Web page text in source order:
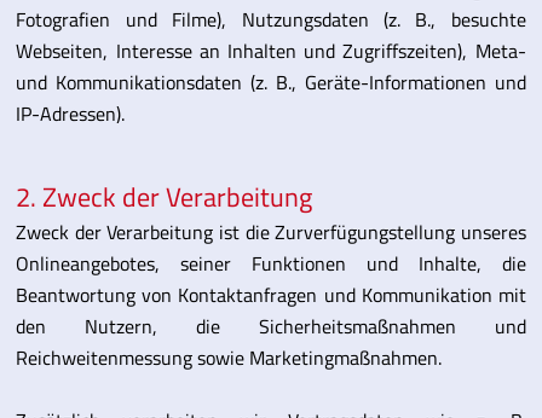
Fotografien und Filme), Nutzungsdaten (z. B., besuchte
Webseiten, Interesse an Inhalten und Zugriffszeiten), Meta-
und Kommunikationsdaten (z. B., Geräte-Informationen und
IP-Adressen).
2. Zweck der Verarbeitung
Zweck der Verarbeitung ist die Zurverfügungstellung unseres
Onlineangebotes, seiner Funktionen und Inhalte, die
Beantwortung von Kontaktanfragen und Kommunikation mit
den Nutzern, die Sicherheitsmaßnahmen und
Reichweitenmessung sowie Marketingmaßnahmen.